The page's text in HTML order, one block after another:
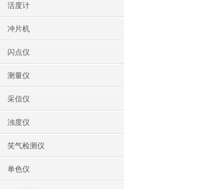
活度计
冲片机
闪点仪
测量仪
采信仪
浊度仪
笑气检测仪
单色仪